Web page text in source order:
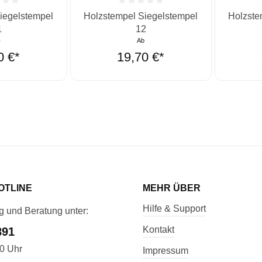
Bewertung von 0 von 5 Sternen
€*
Durchschnittliche Bewertung von 0 von 5
Holzstempel Siegelstempel
12
Ab
19,70 €*
und Beratung unter:
Uhr
MEHR ÜBER
Hilfe & Support
Kontakt
Impressum